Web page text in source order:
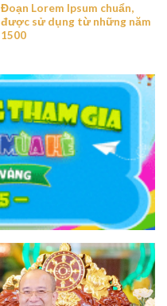
Đoạn Lorem Ipsum chuẩn,
được sử dụng từ những năm
1500